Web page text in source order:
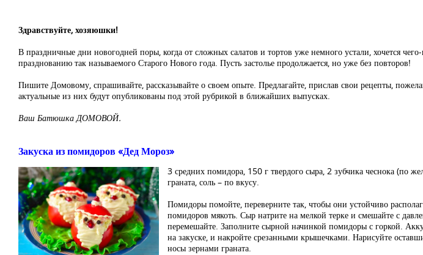
Здравствуйте, хозяюшки!
В праздничные дни новогодней поры, когда от сложных салатов и тортов уже немного устали, хочется
празднованию так называемого Старого Нового года. Пусть застолье продолжается, но уже без повторов!
Пишите Домовому, спрашивайте, рассказывайте о своем опыте. Предлагайте, прислав свои рецепты,
актуальные из них будут опубликованы под этой рубрикой в ближайших выпусках.
Ваш Батюшка ДОМОВОЙ.
Закуска из помидоров «Дед Мороз»
3 средних помидора, 150 г твердого сыра, 2 зубчика чеснока (по
граната, соль – по вкусу.
Помидоры помойте, переверните так, чтобы они устойчиво
помидоров мякоть. Сыр натрите на мелкой терке и смешайте с
перемешайте. Заполните сырной начинкой помидоры с горкой.
на закуске, и накройте срезанными крышечками. Нарисуйте
носы зернами граната.